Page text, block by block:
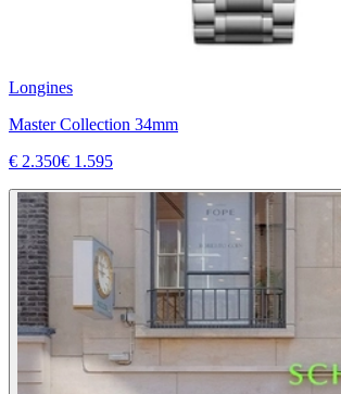
Longines
Master Collection 34mm
€ 2.350€ 1.595